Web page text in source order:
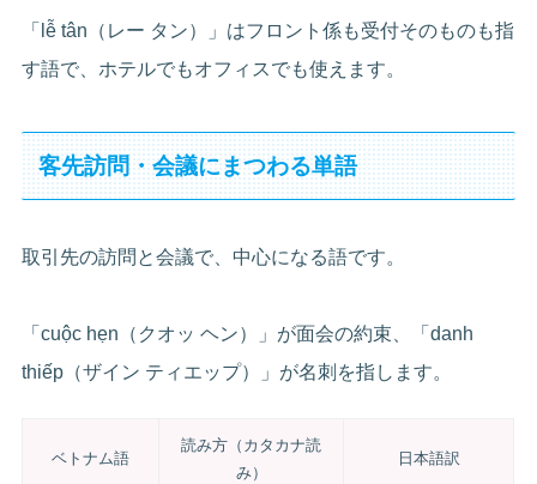
「lễ tân（レー タン）」はフロント係も受付そのものも指
す語で、ホテルでもオフィスでも使えます。
客先訪問・会議にまつわる単語
取引先の訪問と会議で、中心になる語です。
「cuộc hẹn（クオッ ヘン）」が面会の約束、「danh
thiếp（ザイン ティエップ）」が名刺を指します。
ベトナム語
読み方（カタカナ読
み）
日本語訳